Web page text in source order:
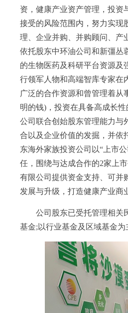
资，健康产业资产管理，投资
接受的风险范围内，努力实现
理、企业并购、并购顾问、产
依托股东中环油公司和新彊丛
的生物医药及科研平台资源及
行领军人物和高端智库专家在
广泛的合作资源和曾管理着从
明的钱)，投资在具备高成长
公司联合创始股东管理能力与
合以及企业价值的发掘，并依
东海外家族投资公司以“上市
任，围绕与达成合作的2家上
有限公司提供资金支持、可并
发展与升级，打造健康产业商
公司股东已受托管理相关民
基金;以行业基金及区域基金